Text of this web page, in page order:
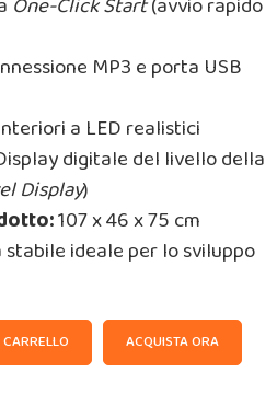
One-Click Start(avvio rapido
MP3 e porta USB
a LED realistici
digitale del livello della
Display)
107 x 46 x 75 cm
ideale per lo sviluppo
ACQUISTA ORA